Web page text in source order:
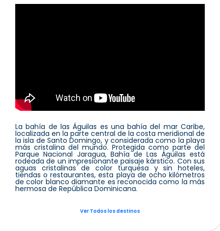
La bahía de las Águilas es una bahía del mar Caribe,
localizada en la parte central de la costa meridional de
la isla de Santo Domingo, y considerada como la playa
más cristalina del mundo. Protegida como parte del
Parque Nacional Jaragua, Bahía de Las Águilas está
rodeada de un impresionante paisaje kárstico. Con sus
aguas cristalinas de color turquesa y sin hoteles,
tiendas o restaurantes, esta playa de ocho kilómetros
de color blanco diamante es reconocida como la más
hermosa de República Dominicana.
Ver Todos los destinos